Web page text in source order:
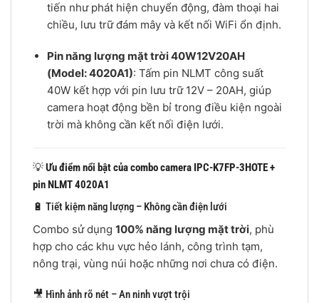
tiến như phát hiện chuyển động, đàm thoại hai
chiều, lưu trữ đám mây và kết nối WiFi ổn định.
Pin năng lượng mặt trời 40W12V20AH
(Model: 4020A1): Tấm pin NLMT công suất
40W kết hợp với pin lưu trữ 12V – 20AH, giúp
camera hoạt động bền bỉ trong điều kiện ngoài
trời mà không cần kết nối điện lưới.
💡Ưu điểm nổi bật của combo camera IPC-K7FP-3HOTE +
pin NLMT 4020A1
🔋 Tiết kiệm năng lượng – Không cần điện lưới
Combo sử dụng 100% năng lượng mặt trời, phù
hợp cho các khu vực hẻo lánh, công trình tạm,
nông trại, vùng núi hoặc những nơi chưa có điện.
🎥 Hình ảnh rõ nét – An ninh vượt trội